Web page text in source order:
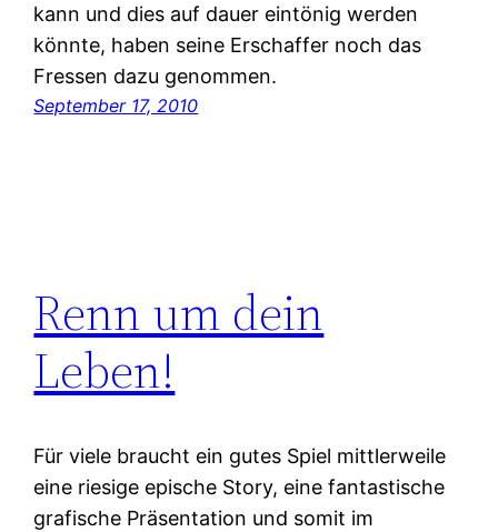
kann und dies auf dauer eintönig werden
könnte, haben seine Erschaffer noch das
Fressen dazu genommen.
September 17, 2010
Renn um dein
Leben!
Für viele braucht ein gutes Spiel mittlerweile
eine riesige epische Story, eine fantastische
grafische Präsentation und somit im